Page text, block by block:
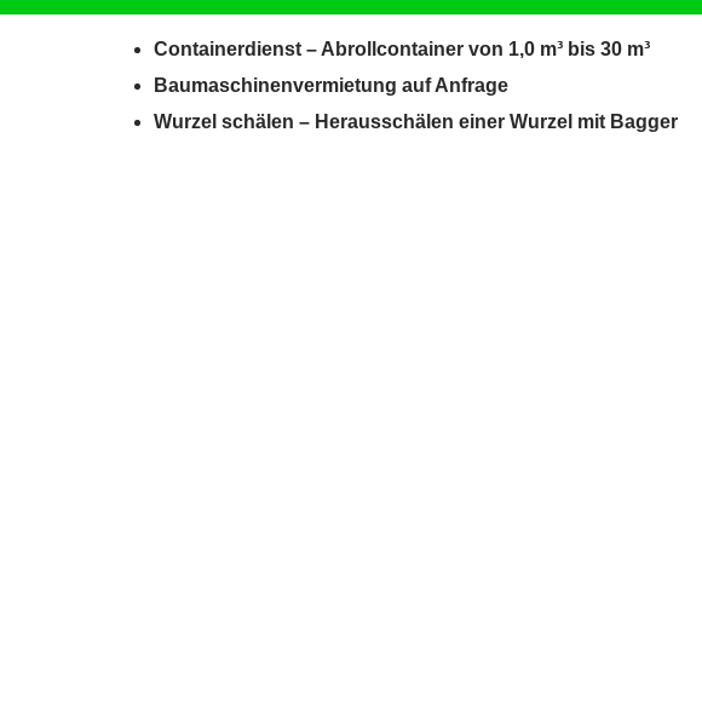
Containerdienst – Abrollcontainer von 1,0 m³ bis 30 m³
Baumaschinenvermietung auf Anfrage
Wurzel schälen – Herausschälen einer Wurzel mit Bagger